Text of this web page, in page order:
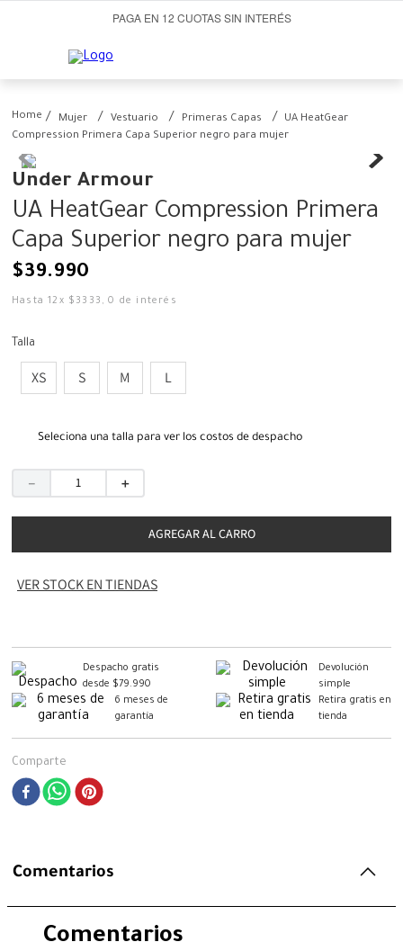
PAGA EN 12 CUOTAS SIN INTERÉS
Mujer Vestuario Primeras Capas
UA HeatGear
Compression Primera Capa Superior negro para mujer
Under Armour
UA HeatGear Compression Primera
Capa Superior negro para mujer
$39.990
Hasta12 x $ 3333 ,0 de interés
Talla
XS S M L
Seleciona una talla para ver los costos de despacho
＋
－
AGREGAR AL CARRO
VER STOCK EN TIENDAS
Despacho gratis
desde $79.990
Devolución
simple
6 meses de
garantía
Retira gratis en
tienda
Comparte
Comentarios
Comentarios